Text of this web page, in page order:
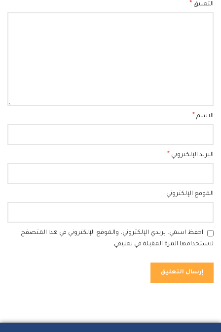
التعليق *
الاسم *
البريد الإلكتروني *
الموقع الإلكتروني
احفظ اسمي، بريدي الإلكتروني، والموقع الإلكتروني في هذا المتصفح
لاستخدامها المرة المقبلة في تعليقي.